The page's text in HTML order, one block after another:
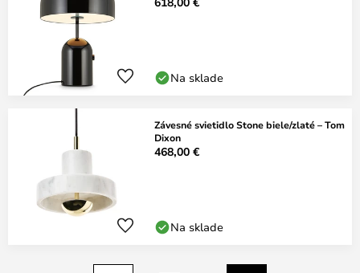
Na sklade
Závesné svietidlo Stone biele/zlaté – Tom
Dixon
468,00 €
Na sklade